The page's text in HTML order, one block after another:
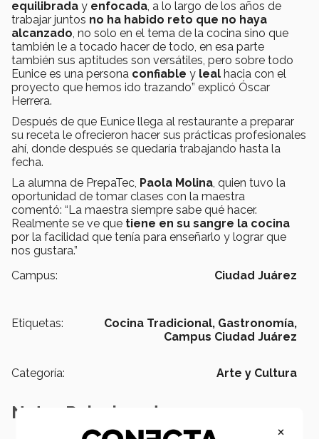
equilibrada y enfocada, a lo largo de los años de
trabajar juntos no ha habido reto que no haya
alcanzado, no solo en el tema de la cocina sino que
también le a tocado hacer de todo, en esa parte
también sus aptitudes son versátiles, pero sobre todo
Eunice es una persona confiable y leal hacia con el
proyecto que hemos ido trazando” explicó Óscar
Herrera.
Después de que Eunice llega al restaurante a preparar
su receta le ofrecieron hacer sus prácticas profesionales
ahí, donde después se quedaría trabajando hasta la
fecha.
La alumna de PrepaTec, Paola Molina, quien tuvo la
oportunidad de tomar clases con la maestra
comentó: “La maestra siempre sabe qué hacer.
Realmente se ve que tiene en su sangre la cocina
por la facilidad que tenía para enseñarlo y lograr que
nos gustara.”
Campus:
Ciudad Juárez
Etiquetas: Cocina Tradicional, Gastronomía,
Campus Ciudad Juárez
Categoría: Arte y Cultura
Notas Relacionadas
×